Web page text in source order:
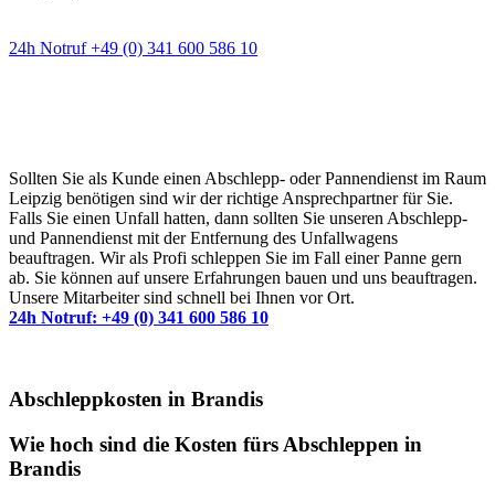
24h Notruf +49 (0) 341 600 586 10
Sollten Sie als Kunde einen Abschlepp- oder Pannendienst im Raum
Leipzig benötigen sind wir der richtige Ansprechpartner für Sie.
Falls Sie einen Unfall hatten, dann sollten Sie unseren Abschlepp-
und Pannendienst mit der Entfernung des Unfallwagens
beauftragen. Wir als Profi schleppen Sie im Fall einer Panne gern
ab. Sie können auf unsere Erfahrungen bauen und uns beauftragen.
Unsere Mitarbeiter sind schnell bei Ihnen vor Ort.
24h Notruf: +49 (0) 341 600 586 10
Abschleppkosten in Brandis
Wie hoch sind die Kosten fürs Abschleppen in
Brandis